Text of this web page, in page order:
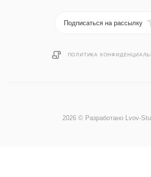
Подписаться на рассылку
ПОЛИТИКА
2026 © Разработано Lvov-